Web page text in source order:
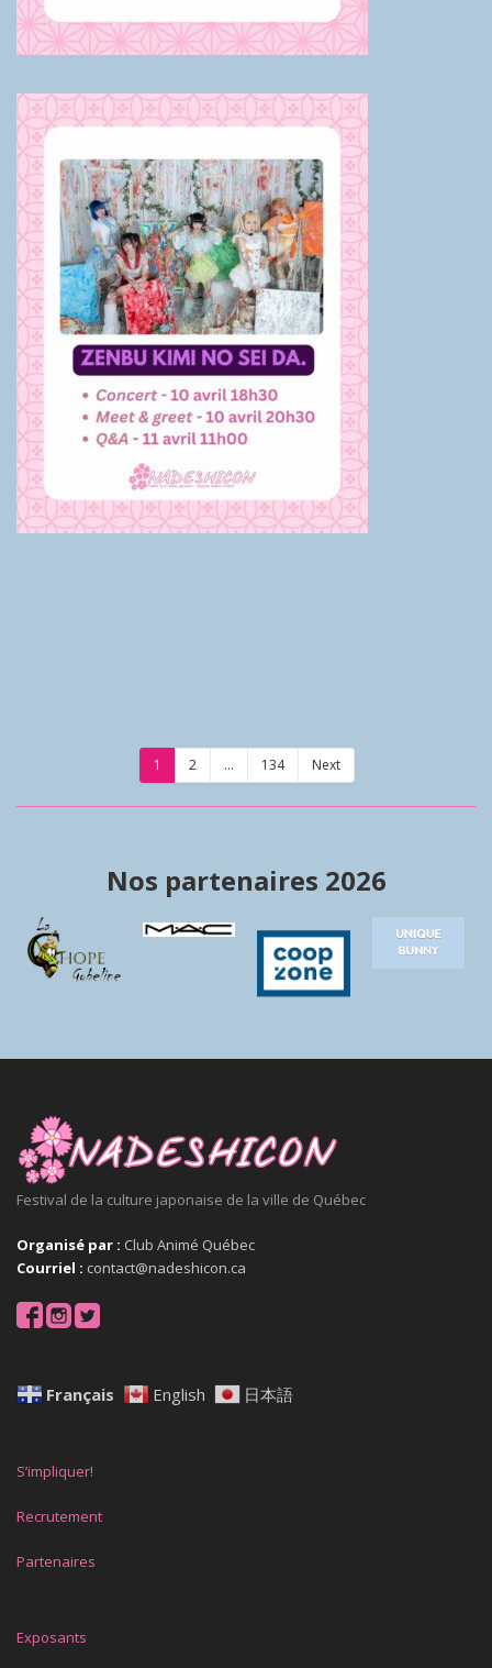
1 2 … 134 Next
Nos partenaires 2026
Festival de la culture japonaise de la ville de Québec
Organisé par : Club Animé Québec
Courriel : contact@nadeshicon.ca
Français English 日本語
S’impliquer!
Recrutement
Partenaires
Exposants